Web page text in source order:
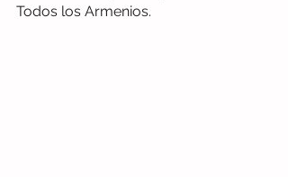
Todos los Armenios.